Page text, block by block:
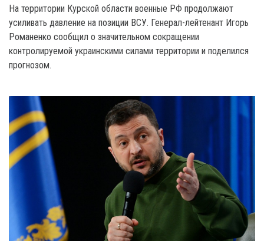
На территории Курской области военные РФ продолжают
усиливать давление на позиции ВСУ. Генерал-лейтенант Игорь
Романенко сообщил о значительном сокращении
контролируемой украинскими силами территории и поделился
прогнозом.